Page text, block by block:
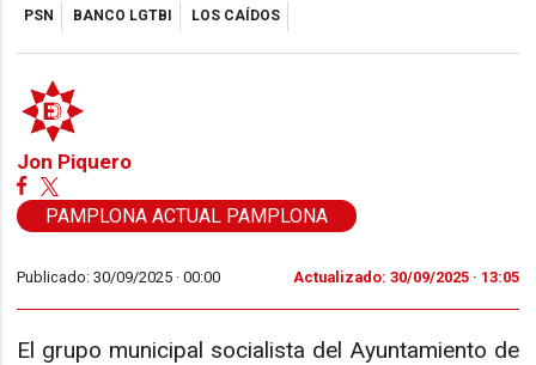
PSN BANCO LGTBI LOS CAÍDOS
Jon Piquero
PAMPLONA ACTUAL PAMPLONA
Publicado: 30/09/2025 ·00:00 Actualizado: 30/09/2025 · 13:05
El grupo municipal socialista del Ayuntamiento de